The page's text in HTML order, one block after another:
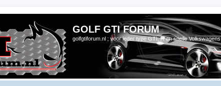
GOLF GTI FORUM
golfgtiforum.nl ; voor ieder type GTI, R en snelle Volkswagens